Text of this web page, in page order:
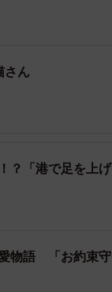
さん
？「港で足を上げ
愛物語 「お約束守